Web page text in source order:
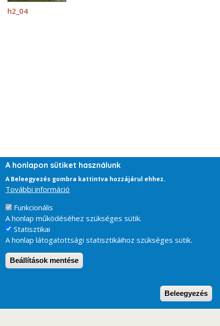
h2_04
A honlapon sütiket használunk
A Beleegyezés gombra kattintva hozzájárul ehhez.
További információ
Funkcionális
A honlap működéséhez szükséges sütik.
Statisztikai
A honlap látogatottsági statisztikáihoz szükséges sütik.
Beállítások mentése
Beleegyezés